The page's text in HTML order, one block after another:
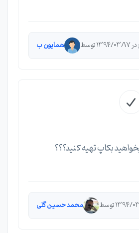
توسط همایون ب
بکاپ تهیه کنید؟؟؟
محمد حسین گلی